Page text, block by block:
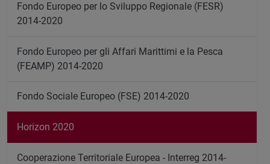
Fondo Europeo per lo Sviluppo Regionale (FESR)
2014-2020
Fondo Europeo per gli Affari Marittimi e la Pesca
(FEAMP) 2014-2020
Fondo Sociale Europeo (FSE) 2014-2020
Horizon 2020
Cooperazione Territoriale Europea - Interreg 2014-